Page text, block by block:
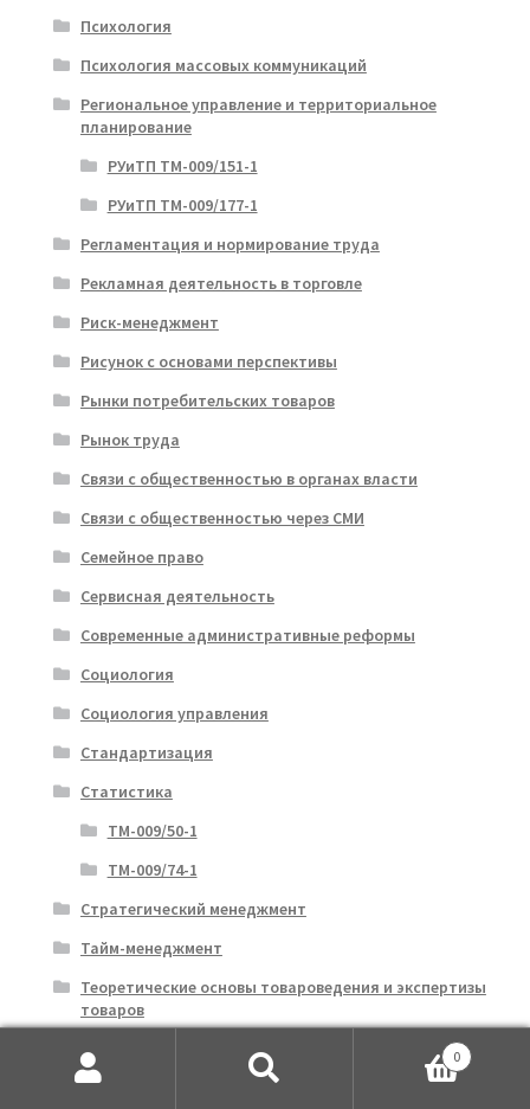
Психология
Психология массовых коммуникаций
Региональное управление и территориальное
планирование
РУиТП ТМ-009/151-1
РУиТП ТМ-009/177-1
Регламентация и нормирование труда
Рекламная деятельность в торговле
Риск-менеджмент
Рисунок с основами перспективы
Рынки потребительских товаров
Рынок труда
Связи с общественностью в органах власти
Связи с общественностью через СМИ
Семейное право
Сервисная деятельность
Современные административные реформы
Социология
Социология управления
Стандартизация
Статистика
ТМ-009/50-1
ТМ-009/74-1
Стратегический менеджмент
Тайм-менеджмент
Теоретические основы товароведения и экспертизы
товаров
Теория бухгалтерского учета
Теория вероятностей
0